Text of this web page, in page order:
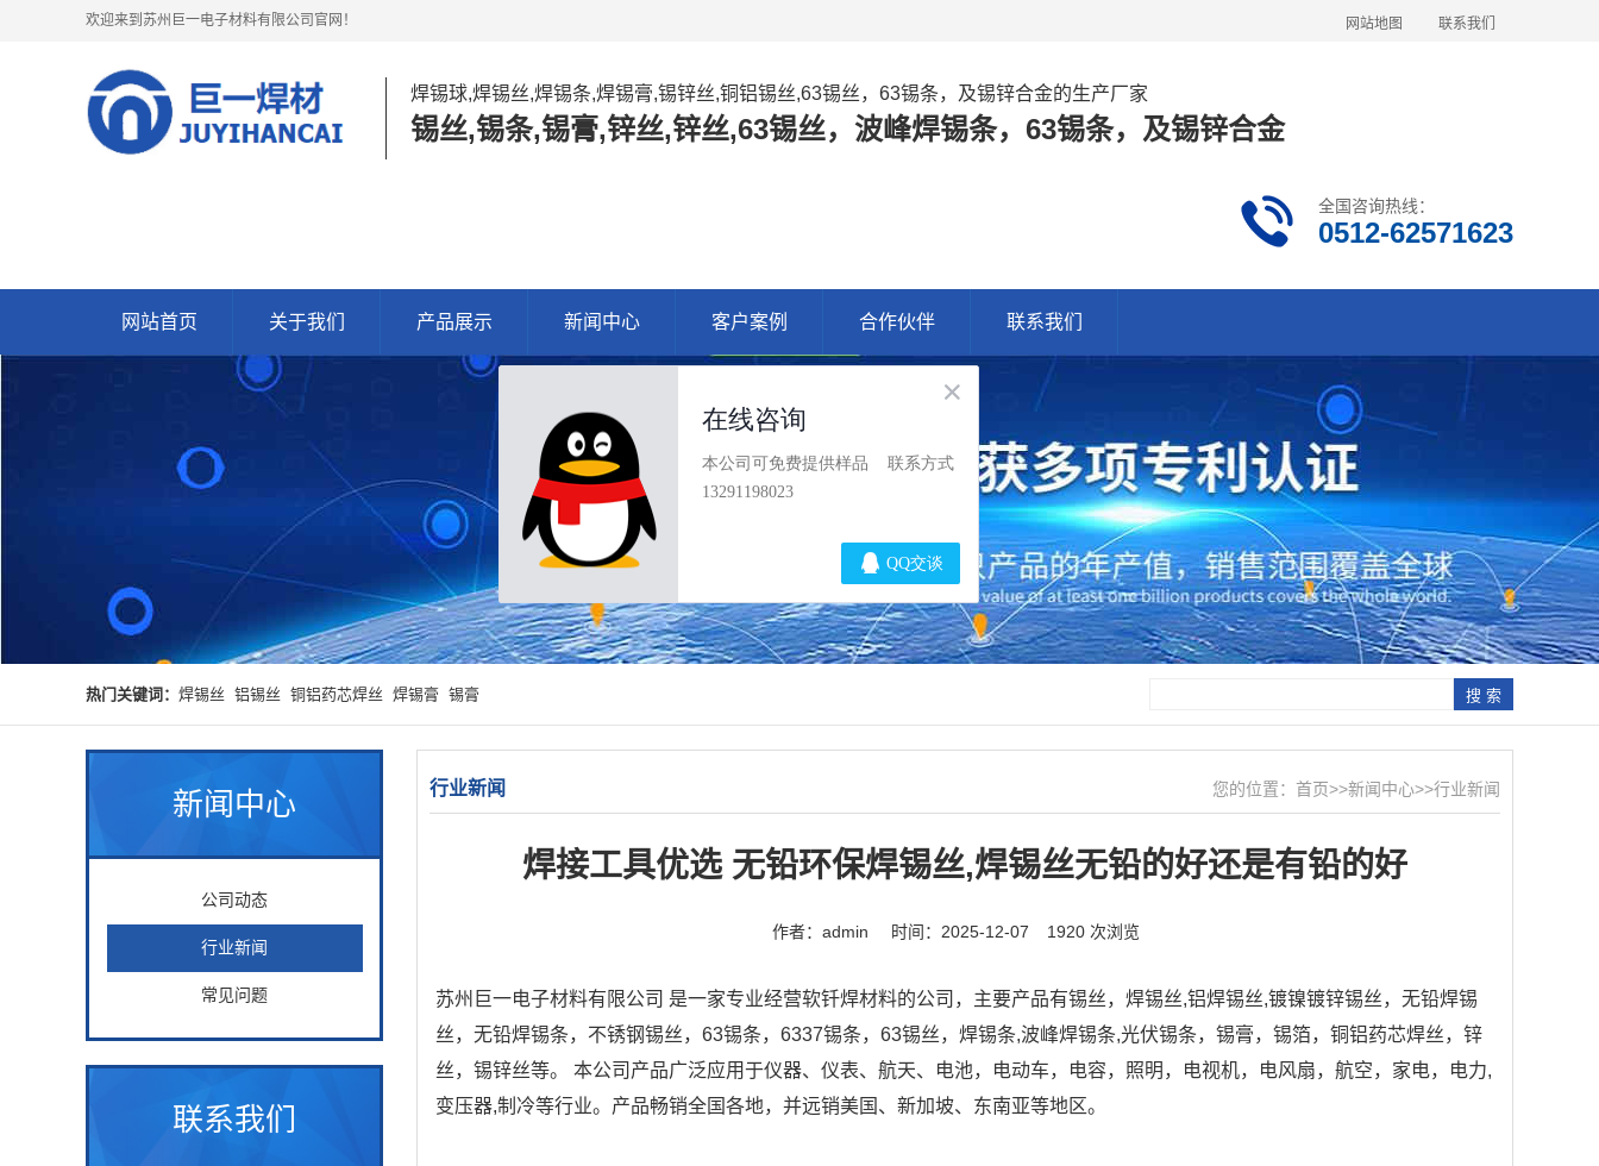
欢迎来到苏州巨一电子材料有限公司官网！ 网站地图 联系我们
焊锡球,焊锡丝,焊锡条,焊锡膏,锡锌丝,铜铝锡丝,63锡丝，63锡条，及锡锌合金的生产厂家
锡丝,锡条,锡膏,锌丝,锌丝,63锡丝，波峰焊锡条，63锡条，及锡锌合金
全国咨询热线：
0512-62571623
网站首页 关于我们 产品展示 新闻中心 客户案例 合作伙伴 联系我们
热门关键词： 焊锡丝 铝锡丝 铜铝药芯焊丝 焊锡膏 锡膏
新闻中心
公司动态
行业新闻
常见问题
联系我们
行业新闻 您的位置： 首页>>新闻中心>>行业新闻
焊接工具优选 无铅环保焊锡丝,焊锡丝无铅的好还是有铅的好
作者：admin 时间：2025-12-07 1920 次浏览
苏州巨一电子材料有限公司 是一家专业经营软钎焊材料的公司，主要产品有锡丝，焊锡丝,铝焊锡丝,镀镍镀锌锡丝，无铅焊锡
丝，无铅焊锡条，不锈钢锡丝，63锡条，6337锡条，63锡丝，焊锡条,波峰焊锡条,光伏锡条，锡膏，锡箔，铜铝药芯焊丝，锌
丝，锡锌丝等。 本公司产品广泛应用于仪器、仪表、航天、电池，电动车，电容，照明，电视机，电风扇，航空，家电，电力,
变压器,制冷等行业。产品畅销全国各地，并远销美国、新加坡、东南亚等地区。